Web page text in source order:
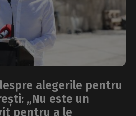
alegerile pentru
„Nu este un
pentru a le